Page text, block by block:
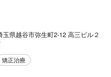
玉県越谷市弥生町2-12 高三ビル２
矯正治療